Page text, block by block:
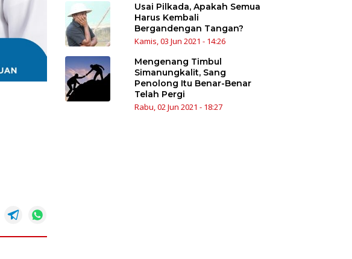
Usai Pilkada, Apakah Semua
Harus Kembali
Bergandengan Tangan?
Kamis, 03 Jun 2021 - 14:26
Mengenang Timbul
Simanungkalit, Sang
Penolong Itu Benar-Benar
Telah Pergi
Rabu, 02 Jun 2021 - 18:27